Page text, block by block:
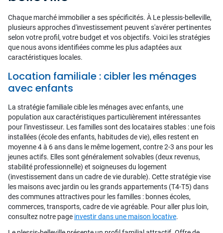
Chaque marché immobilier a ses spécificités. À Le plessis-belleville,
plusieurs approches d'investissement peuvent s'avérer pertinentes
selon votre profil, votre budget et vos objectifs. Voici les stratégies
que nous avons identifiées comme les plus adaptées aux
caractéristiques locales.
Location familiale : cibler les ménages
avec enfants
La stratégie familiale cible les ménages avec enfants, une
population aux caractéristiques particulièrement intéressantes
pour l'investisseur. Les familles sont des locataires stables : une fois
installées (école des enfants, habitudes de vie), elles restent en
moyenne 4 à 6 ans dans le même logement, contre 2-3 ans pour les
jeunes actifs. Elles sont généralement solvables (deux revenus,
stabilité professionnelle) et soigneuses du logement
(investissement dans un cadre de vie durable). Cette stratégie vise
les maisons avec jardin ou les grands appartements (T4-T5) dans
des communes attractives pour les familles : bonnes écoles,
commerces, transports, cadre de vie agréable. Pour aller plus loin,
consultez notre page investir dans une maison locative.